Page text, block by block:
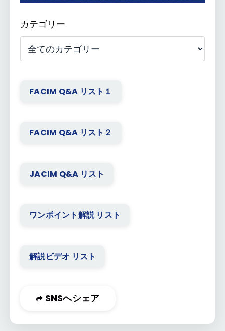
カテゴリー
FACIM Q&A リスト１
FACIM Q&A リスト２
JACIM Q&A リスト
ワンポイント解説 リスト
解説ビデオ リスト
SNSへシェア